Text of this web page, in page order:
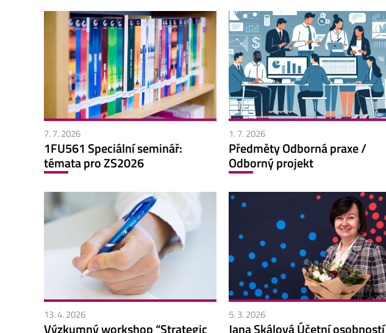
7. 7. 2026
1FU561 Speciální seminář:
témata pro ZS2026
1. 7. 2026
Předměty Odborná praxe /
Odborný projekt
13. 4. 2026
Výzkumný workshop “Strategic
5. 3. 2026
Jana Skálová Účetní osobností